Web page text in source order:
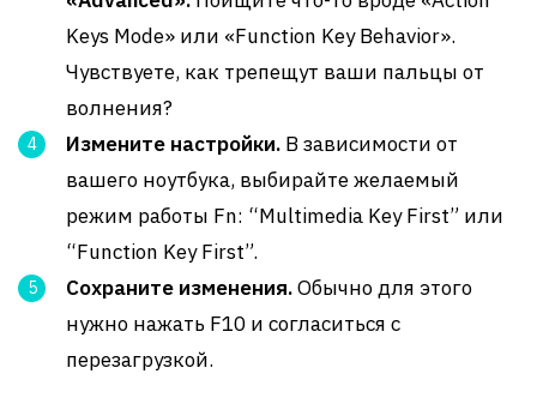
Keys Mode» или «Function Key Behavior».
Чувствуете, как трепещут ваши пальцы от
волнения?
Измените настройки. В зависимости от
вашего ноутбука, выбирайте желаемый
режим работы Fn: “Multimedia Key First” или
“Function Key First”.
Сохраните изменения.Обычно для этого
нужно нажать F10 и согласиться с
перезагрузкой.